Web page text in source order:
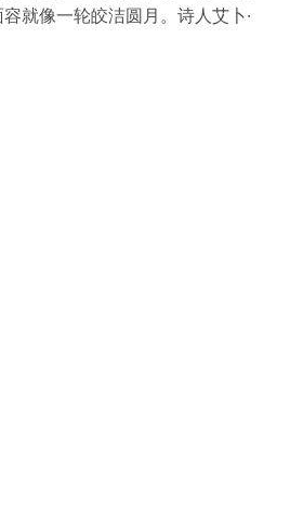
就像一轮皎洁圆月。诗人艾卜·